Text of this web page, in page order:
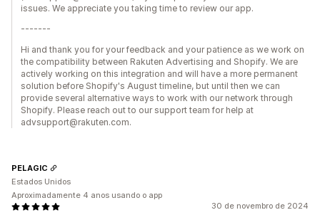
issues. We appreciate you taking time to review our app.
-------
Hi and thank you for your feedback and your patience as we work on
the compatibility between Rakuten Advertising and Shopify. We are
actively working on this integration and will have a more permanent
solution before Shopify's August timeline, but until then we can
provide several alternative ways to work with our network through
Shopify. Please reach out to our support team for help at
advsupport@rakuten.com.
30 de novembro de 2024
PELAGIC
Estados Unidos
Aproximadamente 4 anos usando o app